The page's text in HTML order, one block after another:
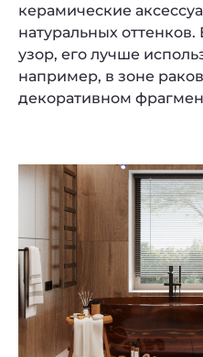
керамические
натуральных оттенков.
узор, его лучше
например, в зоне
декоративном